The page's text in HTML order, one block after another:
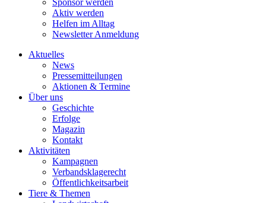
Sponsor werden
Aktiv werden
Helfen im Alltag
Newsletter Anmeldung
Aktuelles
News
Pressemitteilungen
Aktionen & Termine
Über uns
Geschichte
Erfolge
Magazin
Kontakt
Aktivitäten
Kampagnen
Verbandsklagerecht
Öffentlichkeitsarbeit
Tiere & Themen